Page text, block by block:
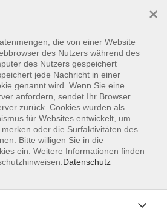
gefunden werden.
die von einer Website
des Nutzers während des
des Nutzers gespeichert
jede Nachricht in einer
genannt wird. Wenn Sie eine
anfordern, sendet Ihr Browser
zurück. Cookies wurden als
für Websites entwickelt, um
oder die Surfaktivitäten des
Bitte willigen Sie in die
ein. Weitere Informationen finden
Datenschutz
×